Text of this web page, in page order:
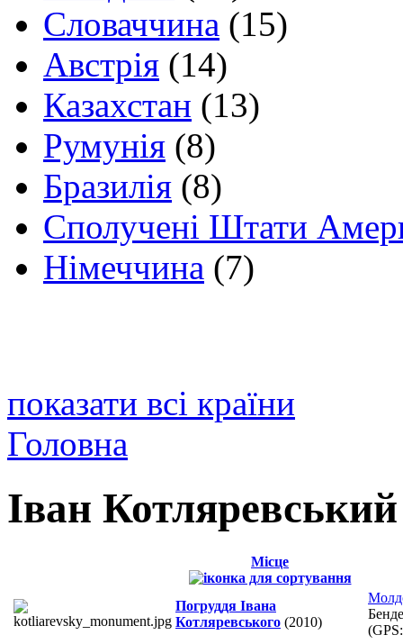
Словаччина (15)
Австрія (14)
Казахстан (13)
Румунія (8)
Бразилія (8)
Сполучені Штати
Німеччина (7)
показати всі країни
Головна
Іван Котляревський
Місце
Погруддя Івана
Котляревського (2010)